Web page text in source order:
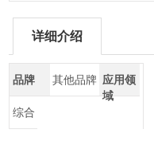
详细介绍
品牌 其他品牌 应用领
域
综合